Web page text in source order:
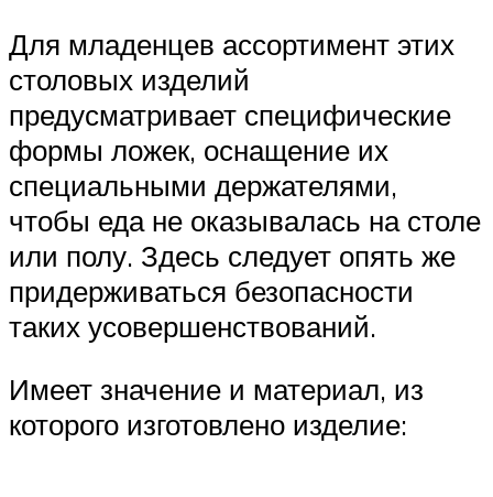
Для младенцев ассортимент этих
столовых изделий
предусматривает специфические
формы ложек, оснащение их
специальными держателями,
чтобы еда не оказывалась на столе
или полу. Здесь следует опять же
придерживаться безопасности
таких усовершенствований.
Имеет значение и материал, из
которого изготовлено изделие: